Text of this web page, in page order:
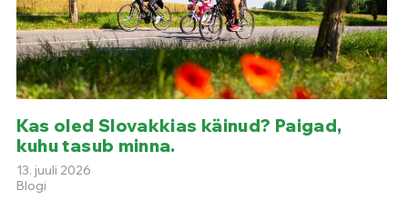
Kas oled Slovakkias käinud? Paigad,
kuhu tasub minna.
13. juuli 2026
Blogi